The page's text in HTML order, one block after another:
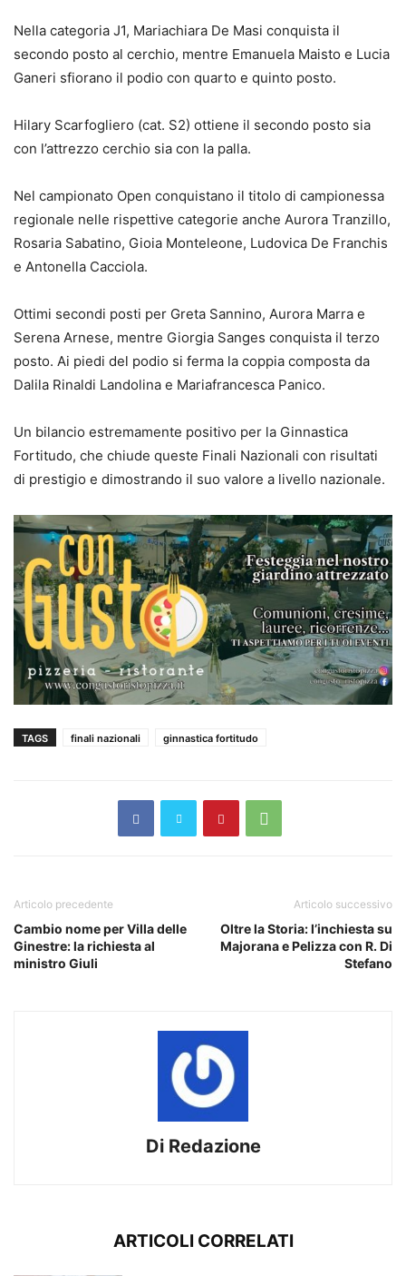
Nella categoria J1, Mariachiara De Masi conquista il
secondo posto al cerchio, mentre Emanuela Maisto e Lucia
Ganeri sfiorano il podio con quarto e quinto posto.
Hilary Scarfogliero (cat. S2) ottiene il secondo posto sia
con l’attrezzo cerchio sia con la palla.
Nel campionato Open conquistano il titolo di campionessa
regionale nelle rispettive categorie anche Aurora Tranzillo,
Rosaria Sabatino, Gioia Monteleone, Ludovica De Franchis
e Antonella Cacciola.
Ottimi secondi posti per Greta Sannino, Aurora Marra e
Serena Arnese, mentre Giorgia Sanges conquista il terzo
posto. Ai piedi del podio si ferma la coppia composta da
Dalila Rinaldi Landolina e Mariafrancesca Panico.
Un bilancio estremamente positivo per la Ginnastica
Fortitudo, che chiude queste Finali Nazionali con risultati
di prestigio e dimostrando il suo valore a livello nazionale.
TAGS finali nazionali ginnastica fortitudo
Articolo precedente
Cambio nome per Villa delle
Ginestre: la richiesta al
ministro Giuli
Articolo successivo
Oltre la Storia: l’inchiesta su
Majorana e Pelizza con R. Di
Stefano
Di Redazione
ARTICOLI CORRELATI